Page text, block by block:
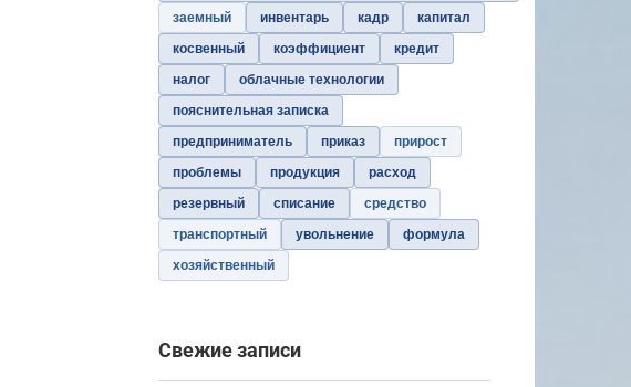
заемный
инвентарь кадр
капитал
косвенный
коэффициент
кредит
налог
облачные технологии
пояснительная записка
предприниматель
приказ
прирост
проблемы
продукция
расход
резервный
списание
средство
транспортный
увольнение
формула
хозяйственный
Свежие записи